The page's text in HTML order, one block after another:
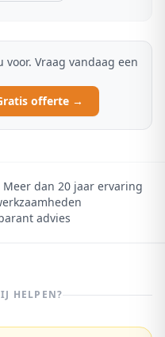
voor. Vraag vandaag een
offerte →
dan 20 jaar ervaring
advies
HELPEN?